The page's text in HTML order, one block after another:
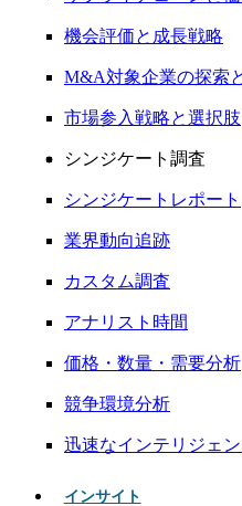
機会評価と成長戦略
M&A対象企業の探索
市場参入戦略と選択肢
シンジケート調査
シンジケートレポート
業界動向追跡
カスタム調査
アナリスト時間
価格・数量・需要分析
競争環境分析
迅速なインテリジェ
インサイト